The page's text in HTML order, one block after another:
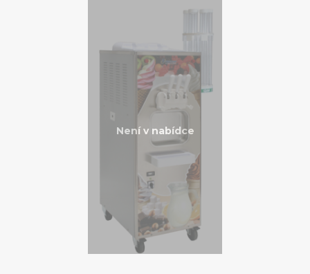
Není v nabídce